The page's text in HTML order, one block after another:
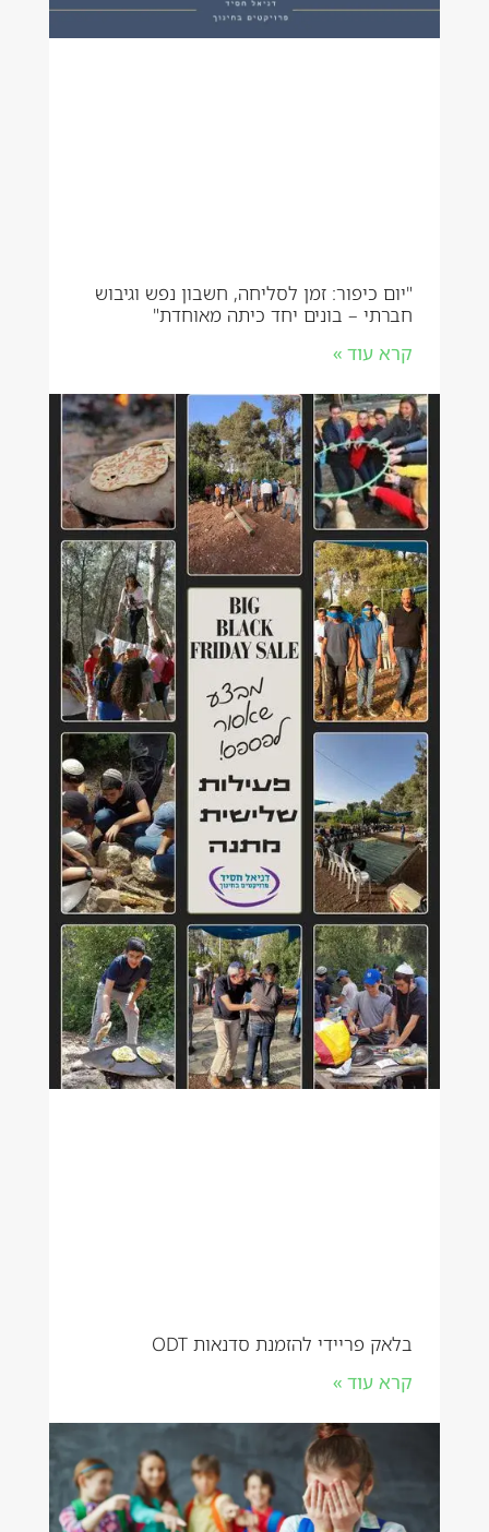
"יום כיפור: זמן לסליחה, חשבון נפש וגיבוש
חברתי – בונים יחד כיתה מאוחדת"
קרא עוד »
בלאק פריידי להזמנת סדנאות ODT
קרא עוד »